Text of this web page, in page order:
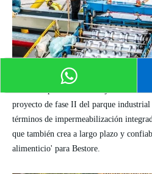
proyecto de fase II del parque industrial
términos de impermeabilización
que también crea a largo plazo y
alimenticio' para Bestore.